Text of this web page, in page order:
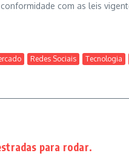
com as leis
Redes Sociais Tecnologia
para rodar.